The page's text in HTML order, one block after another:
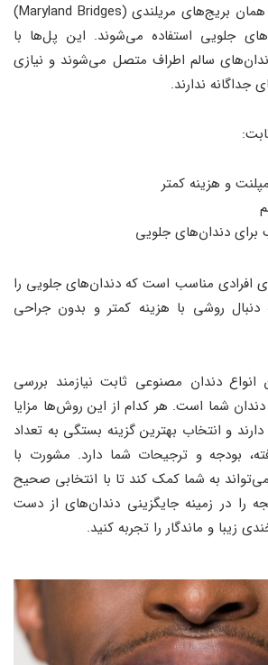
پل‌های رزینی ثابت یا همان بریج‌های مریلندی (Maryland Bridges)
جلویی استفاده می‌شوند. این پل‌ها با
سالم اطراف متصل می‌شوند و نیازی
جداگانه ندارند.
و هزینه کمتر
دندان‌های جلویی
افرادی مناسب است که دندان‌های جلویی را
دنبال روشی با هزینه کمتر و بدون جراحی
دندان مصنوعی ثابت نیازمند بررسی
شما است. هر کدام از این روش‌ها مزایا
و انتخاب بهترین گزینه بستگی به تعداد
بودجه و ترجیحات شما دارد. مشورت با
به شما کمک کند تا با انتخابی صحیح
را در زمینه جایگزینی دندان‌های از دست
زیبا و ماندگار را تجربه کنید.